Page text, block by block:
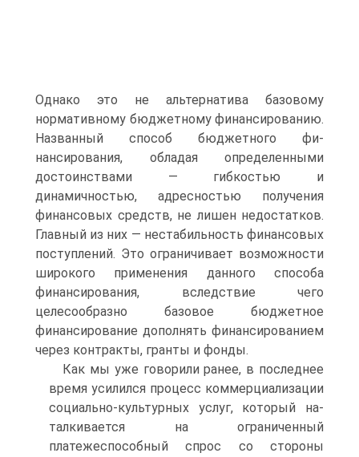
Однако это не альтернатива базовому
нормативному бюджетному финансированию.
Названный способ бюджетного фи­
нансирования, обладая определенными
достоинствами — гибко­стью и
динамичностью, адресностью получения
финансовых средств, не лишен недостатков.
Главный из них — нестабильность финансовых
поступлений. Это ограничивает возможности
широко­го применения данного способа
финансирования, вследствие чего
целесообразно базовое бюджетное
финансирование дополнять фи­нансированием
через контракты, гранты и фонды.
Как мы уже говорили ранее, в последнее
время усилился про­цесс коммерциализации
социально-культурных услуг, который на­
талкивается на ограниченный
платежеспособный спрос со стороны